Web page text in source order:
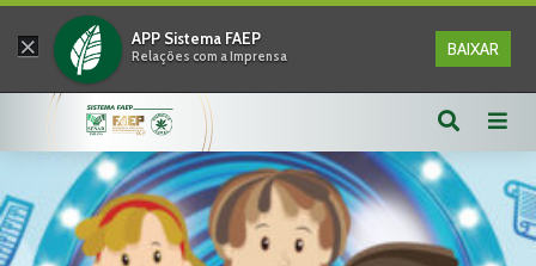
× APP Sistema FAEP
Relações com a Imprensa BAIXAR